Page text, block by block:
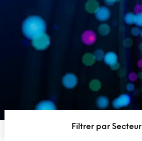
Filtrer par Secteur